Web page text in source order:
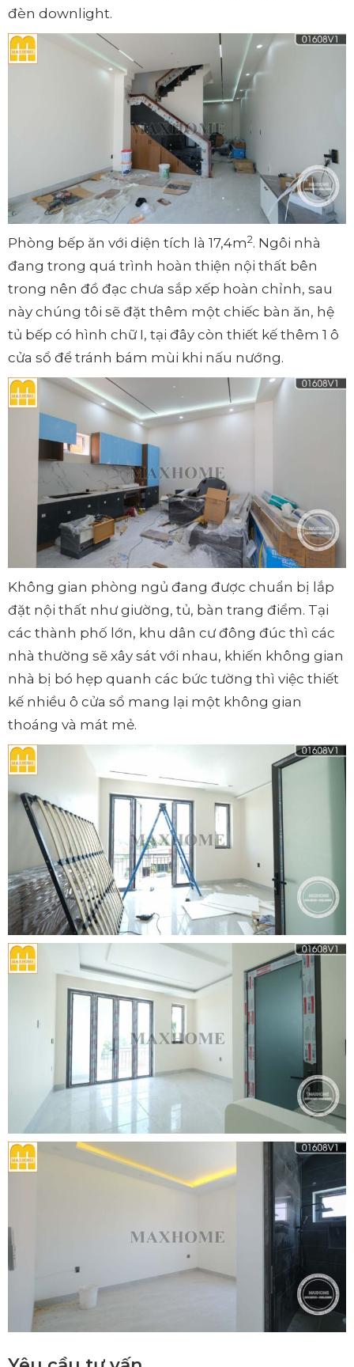
đèn downlight.
Phòng bếp ăn với diện tích là 17,4m2. Ngôi nhà
đang trong quá trình hoàn thiện nội thất bên
trong nên đồ đạc chưa sắp xếp hoàn chỉnh, sau
này chúng tôi sẽ đặt thêm một chiếc bàn ăn, hệ
tủ bếp có hình chữ I, tại đây còn thiết kế thêm 1 ô
cửa sổ để tránh bám mùi khi nấu nướng.
Không gian phòng ngủ đang được chuẩn bị lắp
đặt nội thất như giường, tủ, bàn trang điểm. Tại
các thành phố lớn, khu dân cư đông đúc thì các
nhà thường sẽ xây sát với nhau, khiến không gian
nhà bị bó hẹp quanh các bức tường thì việc thiết
kế nhiều ô cửa sổ mang lại một không gian
thoáng và mát mẻ.